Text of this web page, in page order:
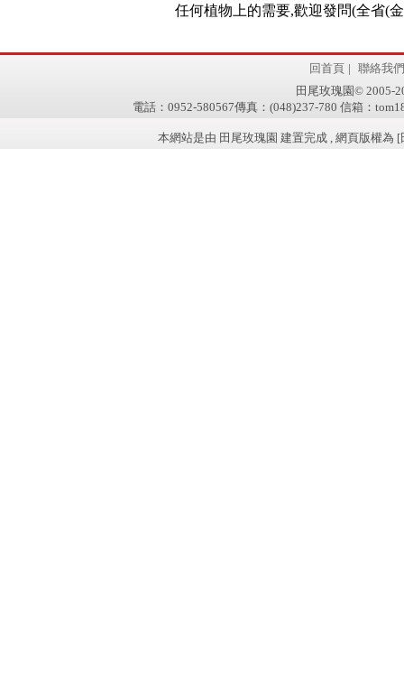
任何植物上的需要,歡迎發問(全省(
回首頁 | 聯絡我們
田尾玫瑰園© 2005-
電話：0952-580567傳真：(048)237-780 信箱：
本網站是由 田尾玫瑰園 建置完成 , 網頁版權為